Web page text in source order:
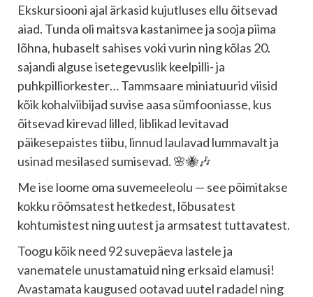
Ekskursiooni ajal ärkasid kujutluses ellu õitsevad
aiad. Tunda oli maitsva kastanimee ja sooja piima
lõhna, hubaselt sahises voki vurin ning kõlas 20.
sajandi alguse isetegevuslik keelpilli- ja
puhkpilliorkester… Tammsaare miniatuurid viisid
kõik kohalviibijad suvise aasa sümfooniasse, kus
õitsevad kirevad lilled, liblikad levitavad
päikesepaistes tiibu, linnud laulavad lummavalt ja
usinad mesilased sumisevad. 🌸🐝🎶
Me ise loome oma suvemeeleolu — see põimitakse
kokku rõõmsatest hetkedest, lõbusatest
kohtumistest ning uutest ja armsatest tuttavatest.
Toogu kõik need 92 suvepäeva lastele ja
vanematele unustamatuid ning erksaid elamusi!
Avastamata kaugused ootavad uutel radadel ning